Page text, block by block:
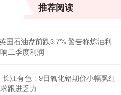
推荐阅读
国石油盘前跌3.7% 警告称炼油利
二季度利润
江有色：9日氧化铝期价小幅飘红
跟进乏力